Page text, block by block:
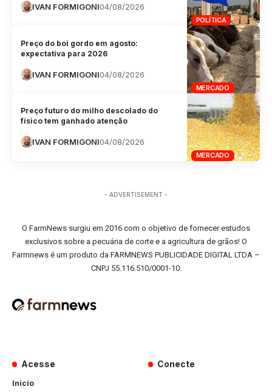
POLÍTICA
IVAN FORMIGONI04/08/2026
MERCADO
Preço do boi gordo em agosto:
expectativa para 2026
IVAN FORMIGONI04/08/2026
MERCADO
Preço futuro do milho descolado do
físico tem ganhado atenção
IVAN FORMIGONI04/08/2026
- ADVERTISEMENT -
O FarmNews surgiu em 2016 com o objetivo de fornecer estudos
exclusivos sobre a pecuária de corte e a agricultura de grãos! O
Farmnews é um produto da FARMNEWS PUBLICIDADE DIGITAL LTDA –
CNPJ 55.116.510/0001-10.
Acesse
Início
Conecte